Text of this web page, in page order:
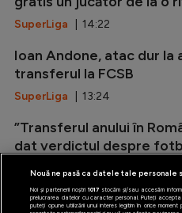
SuperLiga | 14:22
Ioan Andone, atac dur la
transferul la FCSB
SuperLiga | 13:24
”Transferul anului în
dat verdictul despre
SuperLiga| 13:15
Nouă ne pasă ca datele tale personale
Noi și partenerii noștri 1017stocăm și/sau accesăm
prelucrarea datelor cu caracter personal. Puteți
puteți opune utilizării unui interes legitim în orice